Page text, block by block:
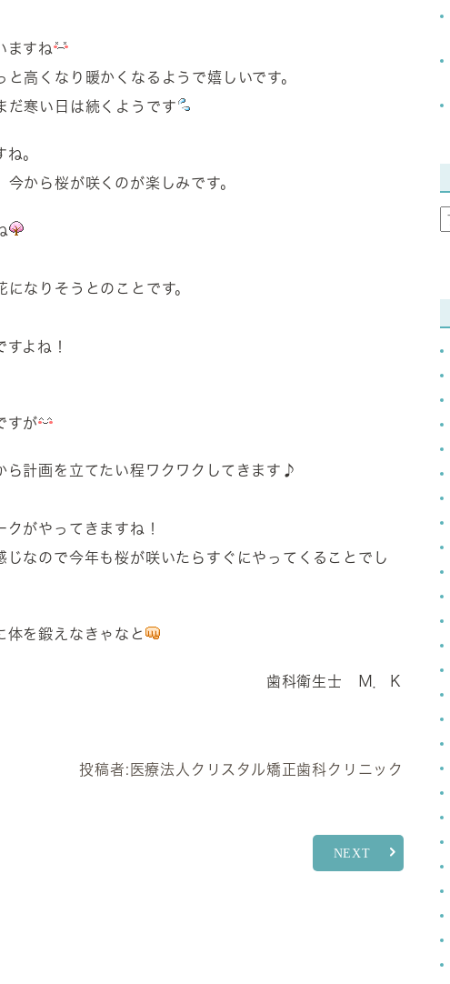
ますね
高くなり暖かくなるようで嬉しいです。
だ寒い日は続くようです
。
から桜が咲くのが楽しみです。
なりそうとのことです。
よね！
すが
ら計画を立てたい程ワクワクしてきます♪
がやってきますね！
なので今年も桜が咲いたらすぐにやってくることでし
体を鍛えなきゃなと
歯科衛生士 Ｍ．Ｋ
投稿者: 医療法人クリスタル矯正歯科クリニック
NEXT